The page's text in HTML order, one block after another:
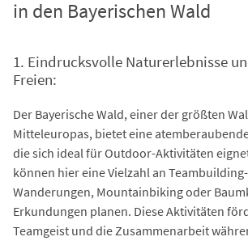
in den Bayerischen Wald
1. Eindrucksvolle Naturerlebnisse
Freien:
Der Bayerische Wald, einer der größten
Mitteleuropas, bietet eine
die sich ideal für Outdoor-Aktivitäten
können hier eine Vielzahl an
Wanderungen, Mountainbiking oder
Erkundungen planen. Diese Aktivitäten
Teamgeist und die Zusammenarbeit